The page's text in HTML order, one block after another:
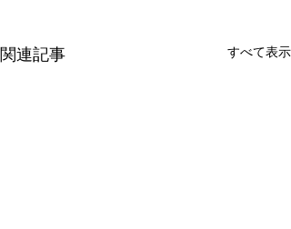
関連記事 すべて表示